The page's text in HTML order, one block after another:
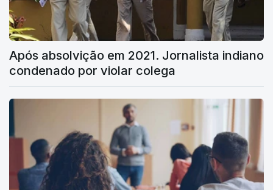
Após absolvição em 2021. Jornalista indiano
condenado por violar colega